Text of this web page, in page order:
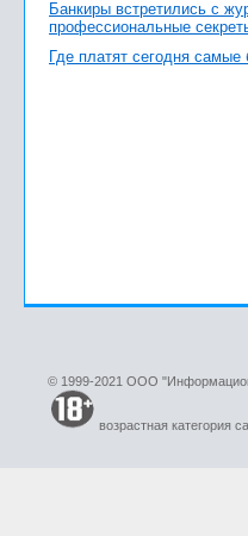
Банкиры встретились с
профессиональные
Где платят сегодня
© 1999-2021 ООО
возрастная категория